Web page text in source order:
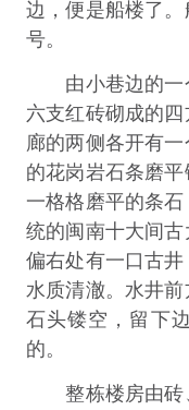
边，便是船楼了
号。
由小巷边的一个
六支红砖砌成的
廊的两侧各开有
的花岗岩石条磨平
一格格磨平的条
统的闽南十大间
偏右处有一口古井
水质清澈。水井
石头镂空，留下
的。
整栋楼房由砖